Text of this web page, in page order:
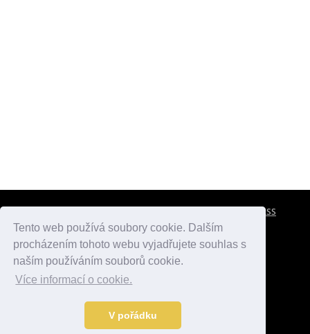
Tento web používá soubory cookie. Dalším
procházením tohoto webu vyjadřujete souhlas s
naším používáním souborů cookie.
Více informací o cookie.
V pořádku
RSS
atlasmest.cz atlaspamatek.info
Data o počasí jsou přebírána z
Kontakt:mail@desperado.cz